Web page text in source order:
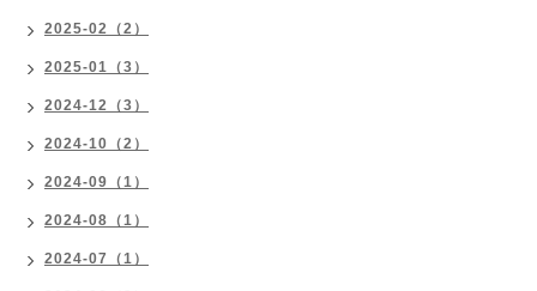
2025-02（2）
2025-01（3）
2024-12（3）
2024-10（2）
2024-09（1）
2024-08（1）
2024-07（1）